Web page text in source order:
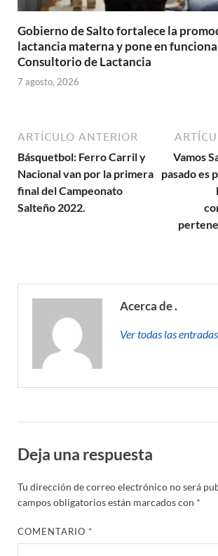
Gobierno de Salto fortalece la
lactancia materna y pone en
Consultorio de Lactancia
7 agosto, 2026
ARTÍCULO ANTERIOR
Básquetbol: Ferro Carril y
Nacional van por la primera
final del Campeonato
Salteño 2022.
Vamos
pasado es
Acerca de .
Ver todas las
Deja una respuesta
Tu dirección de correo electrónico no será
campos obligatorios están marcados con *
COMENTARIO*